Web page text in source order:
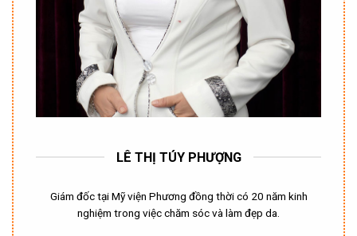
LÊ THỊ TÚY PHƯỢNG
Giám đốc tại Mỹ viện Phương đồng thời có 20 năm kinh
nghiệm trong việc chăm sóc và làm đẹp da.